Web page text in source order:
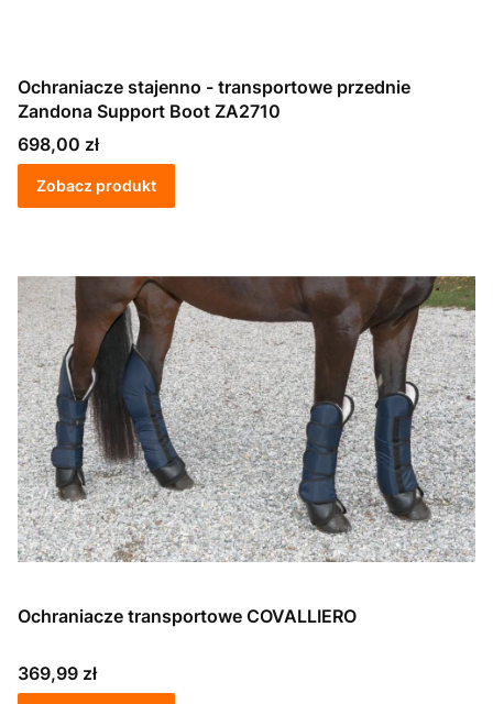
Ochraniacze stajenno - transportowe przednie
Zandona Support Boot ZA2710
Cena
698,00 zł
Zobacz produkt
Ochraniacze transportowe COVALLIERO
Cena
369,99 zł